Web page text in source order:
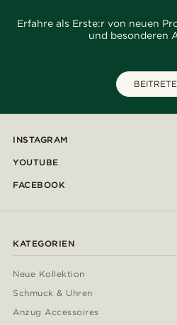
Erfahre als Erste:r von neuen
und besonderen
INSTAGRAM
YOUTUBE
FACEBOOK
KATEGORIEN
Neue Kollektion
Schmuck & Uhren
Anzug Accessoires